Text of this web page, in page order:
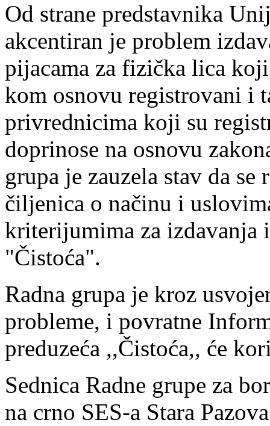
Od strane predstavnika
akcentiran je problem
pijacama za fizička lica
kom osnovu registrovani i
privrednicima koji su
doprinose na osnovu
grupa je zauzela stav da
čiljenica o načinu i
kriterijumima za izdavanja
"Čistoća".
Radna grupa je kroz
probleme, i povratne
preduzeća ,,Čistoća,, će
Sednica Radne grupe za
na crno SES-a Stara